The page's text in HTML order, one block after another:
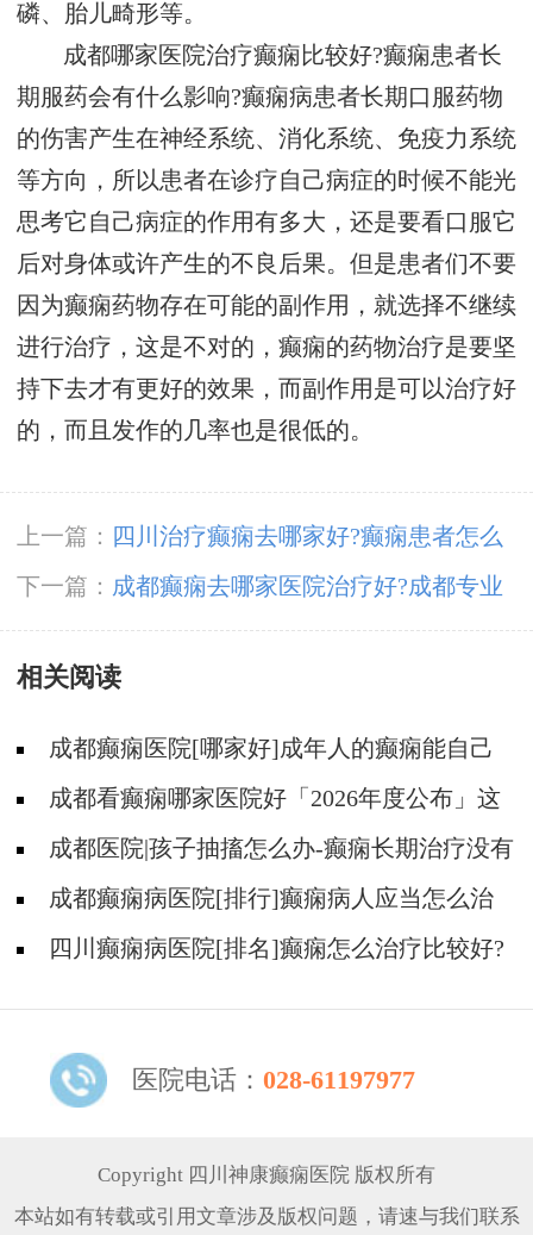
磷、胎儿畸形等。
成都哪家医院治疗癫痫比较好?癫痫患者长
期服药会有什么影响?癫痫病患者长期口服药物
的伤害产生在神经系统、消化系统、免疫力系统
等方向，所以患者在诊疗自己病症的时候不能光
思考它自己病症的作用有多大，还是要看口服它
后对身体或许产生的不良后果。但是患者们不要
因为癫痫药物存在可能的副作用，就选择不继续
进行治疗，这是不对的，癫痫的药物治疗是要坚
持下去才有更好的效果，而副作用是可以治疗好
的，而且发作的几率也是很低的。
上一篇：
四川治疗癫痫去哪家好?癫痫患者怎么
选择好的癫痫医院?
下一篇： 成都癫痫去哪家医院治疗好?成都专业
儿童癫痫医院怎么去?
相关阅读
成都癫痫医院[哪家好]成年人的癫痫能自己
恢复吗?
成都看癫痫哪家医院好「2026年度公布」这
些行为能有效减少癫痫带来的智力损伤
成都医院|孩子抽搐怎么办-癫痫长期治疗没有
效果怎么办?
成都癫痫病医院[排行]癫痫病人应当怎么治
疗? 四川癫痫病医院[排名]癫痫怎么治疗比较好?
医院电话： 028-61197977
Copyright 四川神康癫痫医院 版权所有
本站如有转载或引用文章涉及版权问题，请速与我们联系